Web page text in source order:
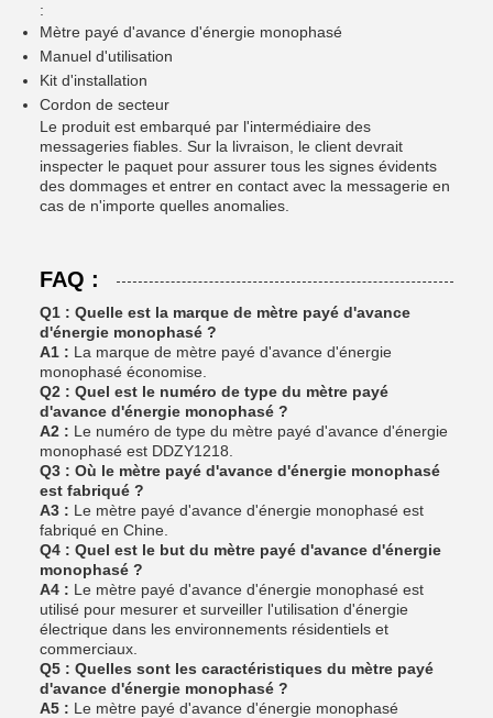
:
Mètre payé d'avance d'énergie monophasé
Manuel d'utilisation
Kit d'installation
Cordon de secteur
Le produit est embarqué par l'intermédiaire des
messageries fiables. Sur la livraison, le client devrait
inspecter le paquet pour assurer tous les signes évidents
des dommages et entrer en contact avec la messagerie en
cas de n'importe quelles anomalies.
FAQ :
Q1 : Quelle est la marque de mètre payé d'avance
d'énergie monophasé ?
A1 : La marque de mètre payé d'avance d'énergie
monophasé économise.
Q2 : Quel est le numéro de type du mètre payé
d'avance d'énergie monophasé ?
A2 : Le numéro de type du mètre payé d'avance d'énergie
monophasé est DDZY1218.
Q3 : Où le mètre payé d'avance d'énergie monophasé
est fabriqué ?
A3 : Le mètre payé d'avance d'énergie monophasé est
fabriqué en Chine.
Q4 : Quel est le but du mètre payé d'avance d'énergie
monophasé ?
A4 : Le mètre payé d'avance d'énergie monophasé est
utilisé pour mesurer et surveiller l'utilisation d'énergie
électrique dans les environnements résidentiels et
commerciaux.
Q5 : Quelles sont les caractéristiques du mètre payé
d'avance d'énergie monophasé ?
A5 : Le mètre payé d'avance d'énergie monophasé